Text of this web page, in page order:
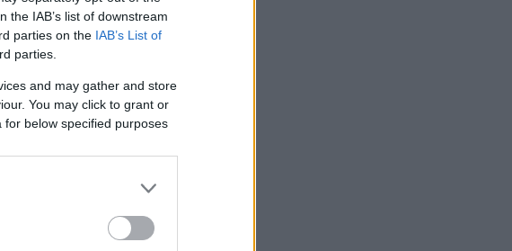
IAB’s list of downstream
parties on the IAB’s List of
parties.
and may gather and store
You may click to grant or
below specified purposes